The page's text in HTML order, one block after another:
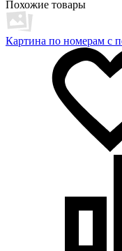
Похожие товары
Картина по номерам с